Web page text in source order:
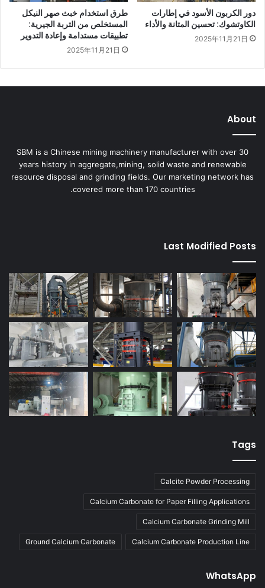
دور الكربون الأسود في إطارات
الكاوتشوك: تحسين المتانة والأداء
2025年11月21日
طرق استخدام خبث صهر النيكل
المستخلص من التربة الجيرية:
تطبيقات مستدامة وإعادة التدوير
2025年11月21日
About
SBM is a Chinese mining machinery manufacturer with over 30
years history in aggregate,mining, solid waste and renewable
resource disposal and grinding fields. Our marketing network has
covered more than 170 countries.
Last Modified Posts
Tags
Calcite Powder Processing
Calcium Carbonate for Paper Filling Applications
Calcium Carbonate Grinding Mill
Calcium Carbonate Production Line
Ground Calcium Carbonate
WhatsApp